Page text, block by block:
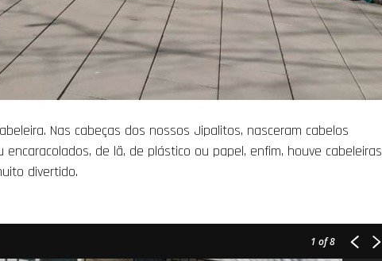
Nas cabeças dos nossos Jipalitos, nasceram cabelos
encaracolados, de lã, de plástico ou papel, enfim, houve cabeleiras
divertido.
1 of 8